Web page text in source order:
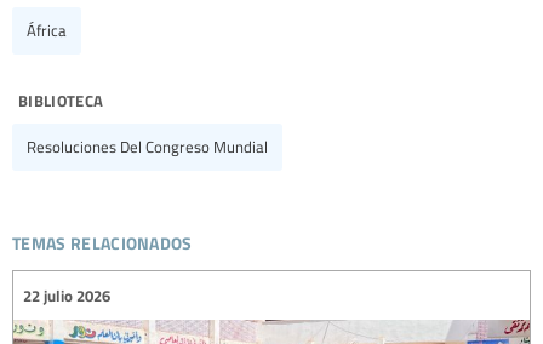
África
biblioteca
Resoluciones Del Congreso Mundial
temas relacionados
22 julio 2026